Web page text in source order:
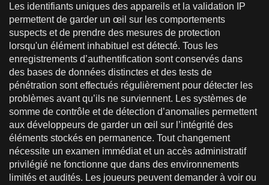
Les identifiants uniques des appareils et la validation IP
permettent de garder un œil sur les comportements
suspects et de prendre des mesures de protection
lorsqu'un élément inhabituel est détecté. Tous les
enregistrements d’authentification sont conservés dans
des bases de données distinctes et des tests de
pénétration sont effectués régulièrement pour détecter les
problèmes avant qu’ils ne surviennent. Les systèmes de
somme de contrôle et de détection d’anomalies permettent
aux développeurs de garder un œil sur l’intégrité des
éléments stockés en permanence. Tout changement
nécessite un examen immédiat et un accès administratif
privilégié ne fonctionne que dans des environnements
limités et audités. Les joueurs peuvent demander à voir ou